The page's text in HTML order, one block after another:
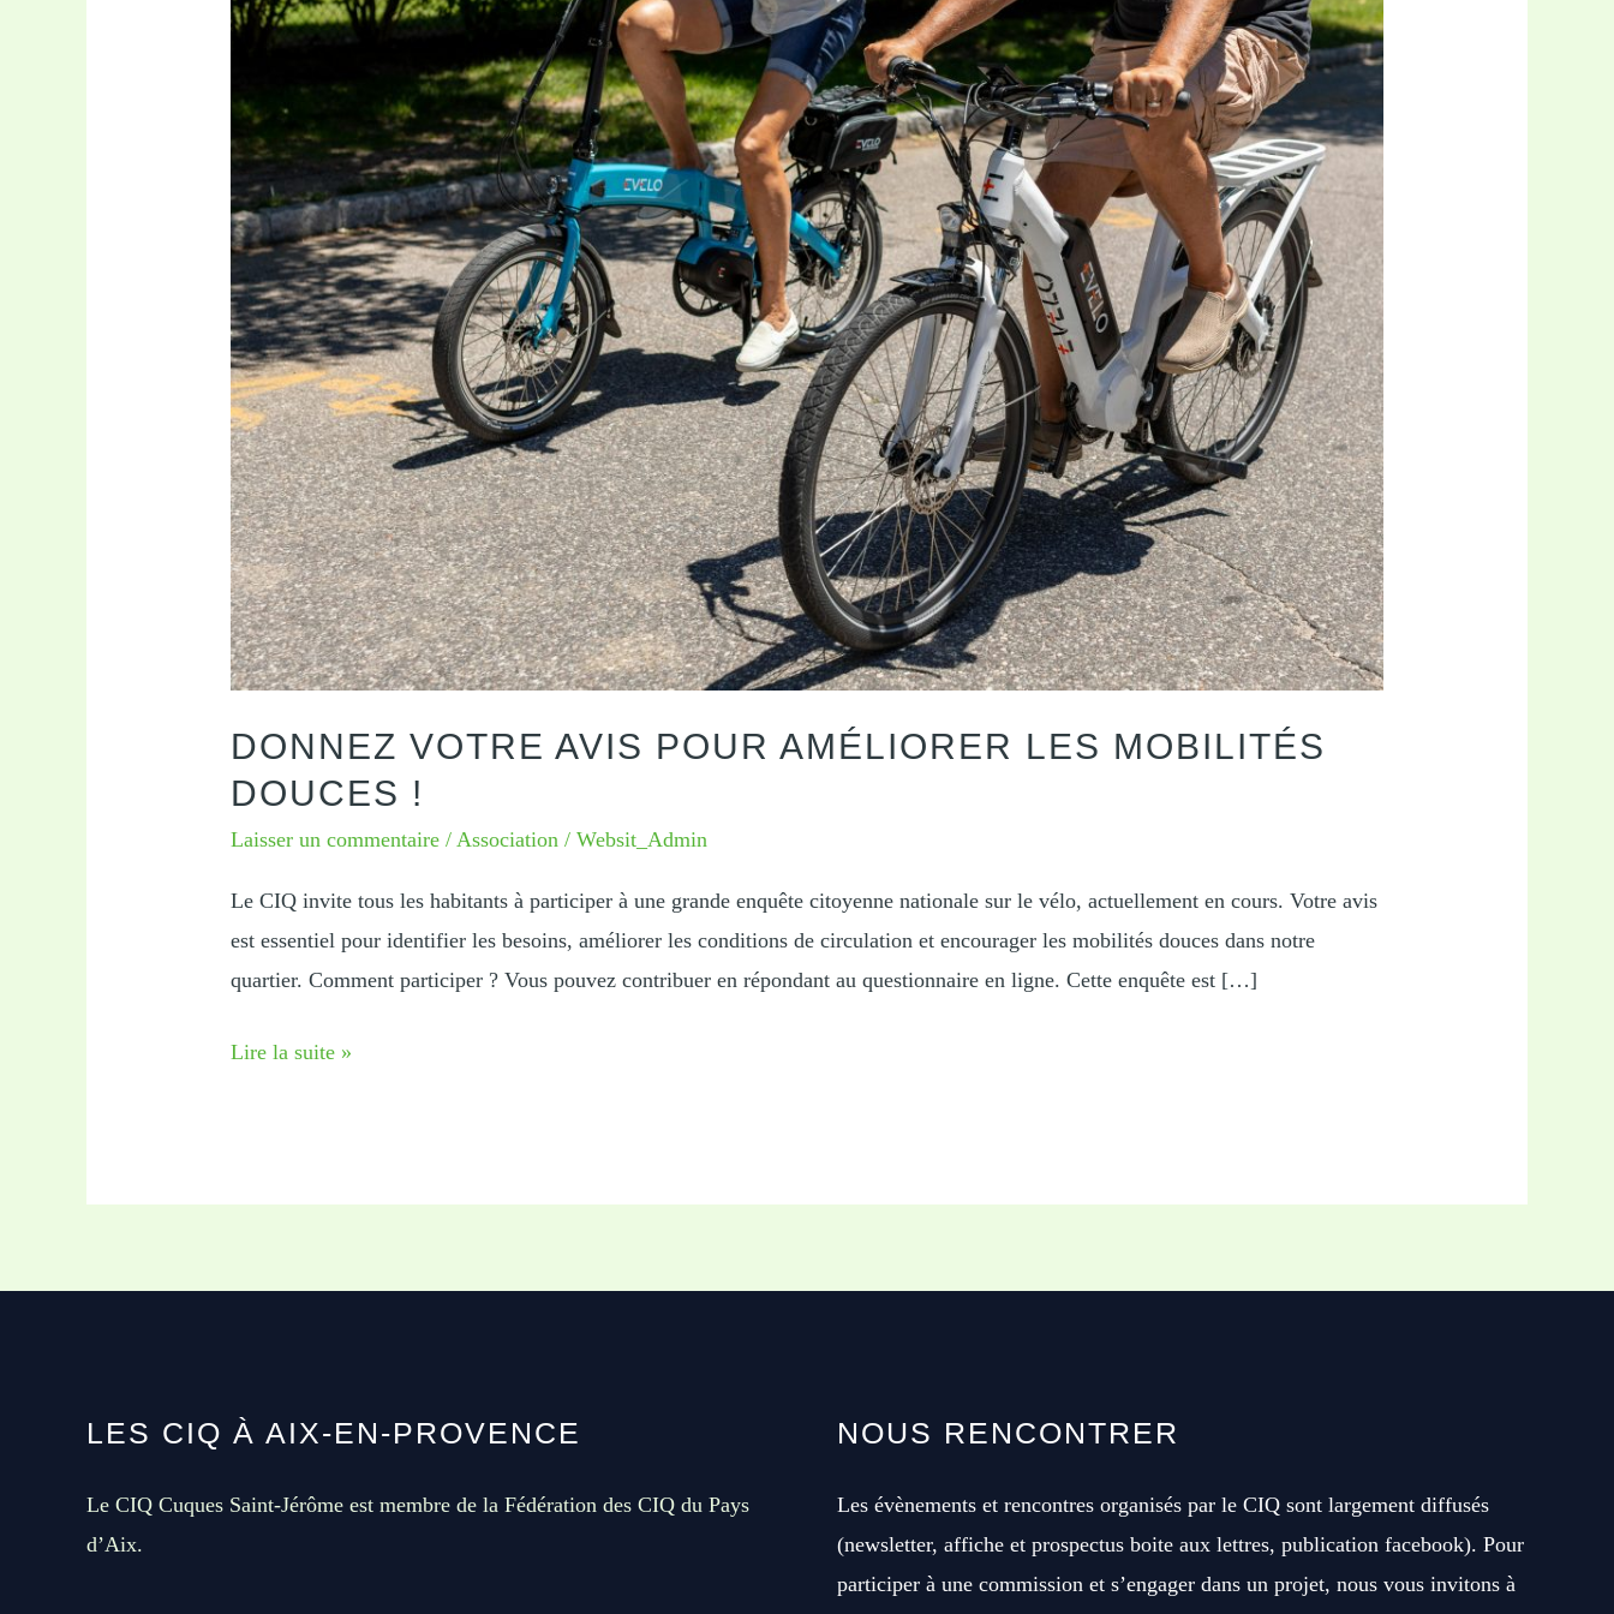
DONNEZ VOTRE AVIS POUR AMÉLIORER LES MOBILITÉS
DOUCES !
Laisser un commentaire /Association /Websit_Admin
Le CIQ invite tous les habitants à participer à une grande enquête citoyenne nationale sur le vélo, actuellement en cours. Votre avis
est essentiel pour identifier les besoins, améliorer les conditions de circulation et encourager les mobilités douces dans notre
quartier. Comment participer ? Vous pouvez contribuer en répondant au questionnaire en ligne. Cette enquête est […]
Donnez
améliorer
mobilités
Lire la suite »
LES CIQ À AIX-EN-PROVENCE
Le CIQ Cuques Saint-Jérôme est membre de la Fédération des CIQ du Pays
d’Aix.
NOUS RENCONTRER
Les évènements et rencontres organisés par le CIQ sont largement diffusés
(newsletter, affiche et prospectus boite aux lettres, publication facebook). Pour
participer à une commission et s’engager dans un projet, nous vous invitons à